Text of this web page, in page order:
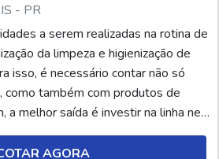
- PR
a serem realizadas na rotina de
da limpeza e higienização de
isso, é necessário contar não só
como também com produtos de
a melhor saída é investir na linha nev
alcalino. A linha nev aquapan é
para a limpeza de peças,
AGORA